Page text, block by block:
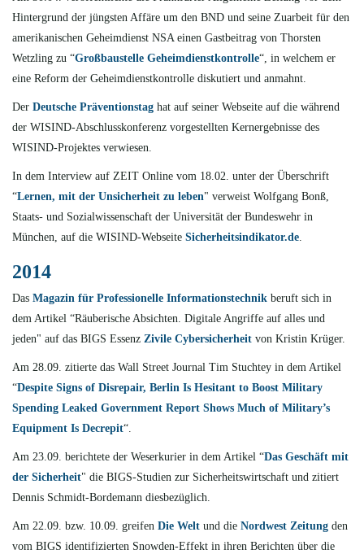
Hintergrund der jüngsten Affäre um den BND und seine Zuarbeit für den
amerikanischen Geheimdienst NSA einen Gastbeitrag von Thorsten
Wetzling zu “Großbaustelle Geheimdienstkontrolle“, in welchem er
eine Reform der Geheimdienstkontrolle diskutiert und anmahnt.
Der Deutsche Präventionstag hat auf seiner Webseite auf die während
der WISIND-Abschlusskonferenz vorgestellten Kernergebnisse des
WISIND-Projektes verwiesen.
In dem Interview auf ZEIT Online vom 18.02. unter der Überschrift
“Lernen, mit der Unsicherheit zu leben" verweist Wolfgang Bonß,
Staats- und Sozialwissenschaft der Universität der Bundeswehr in
München, auf die WISIND-Webseite Sicherheitsindikator.de.
2014
Das Magazin für Professionelle Informationstechnik beruft sich in
dem Artikel “Räuberische Absichten. Digitale Angriffe auf alles und
jeden" auf das BIGS Essenz Zivile Cybersicherheit von Kristin Krüger.
Am 28.09. zitierte das Wall Street Journal Tim Stuchtey in dem Artikel
“Despite Signs of Disrepair, Berlin Is Hesitant to Boost Military
Spending Leaked Government Report Shows Much of Military’s
Equipment Is Decrepit“.
Am 23.09. berichtete der Weserkurier in dem Artikel “Das Geschäft mit
der Sicherheit" die BIGS-Studien zur Sicherheitswirtschaft und zitiert
Dennis Schmidt-Bordemann diesbezüglich.
Am 22.09. bzw. 10.09. greifen Die Welt und die Nordwest Zeitung den
vom BIGS identifizierten Snowden-Effekt in ihren Berichten über die